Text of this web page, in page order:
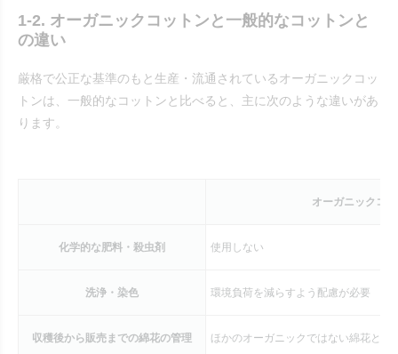
1-2. オーガニックコットンと一般的なコットンと
の違い
厳格で公正な基準のもと生産・流通されているオーガニックコッ
トンは、一般的なコットンと比べると、主に次のような違いがあ
ります。
オーガニックコ
化学的な肥料・殺虫剤 使用しない
洗浄・染色 環境負荷を減らすよう配慮が必要
収穫後から販売までの綿花の管理 ほかのオーガニックではない綿花と混